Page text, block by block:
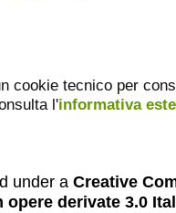
cookie tecnico per
l'informativa
under a Creative
opere derivate 3.0